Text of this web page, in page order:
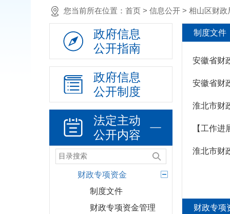
您当前所在位置： 首页 > 信息公开 > 相山区财政
政府信息
公开指南
政府信息
公开制度
法定主动
公开内容
重大决策预公开
规划计划
决策部署落实情况
建议提案办理
机构领导
机构设置
人事信息
财政资金
年度财政预决算及
“三公”经费情况
财政专项资金
制度文件
财政专项资金管理
制度文件
淮北市财
淮北市财
财政专项